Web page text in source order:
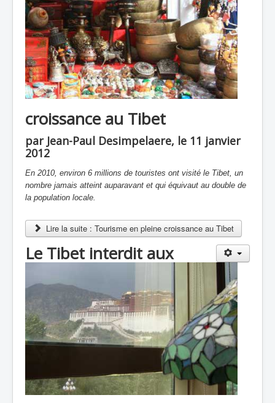
croissance au Tibet
par Jean-Paul Desimpelaere, le 11 janvier
2012
En 2010, environ 6 millions de touristes ont visité le Tibet, un
nombre jamais atteint auparavant et qui équivaut au double de
la population locale.
Lire la suite : Tourisme en pleine croissance au Tibet
Le Tibet interdit aux